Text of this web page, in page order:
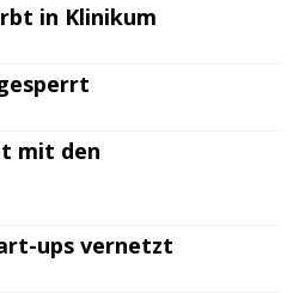
in Klinikum
mit den
ups vernetzt